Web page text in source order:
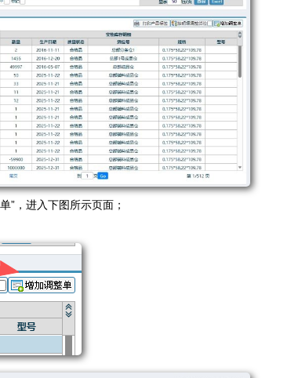
”，进入下图所示页面；